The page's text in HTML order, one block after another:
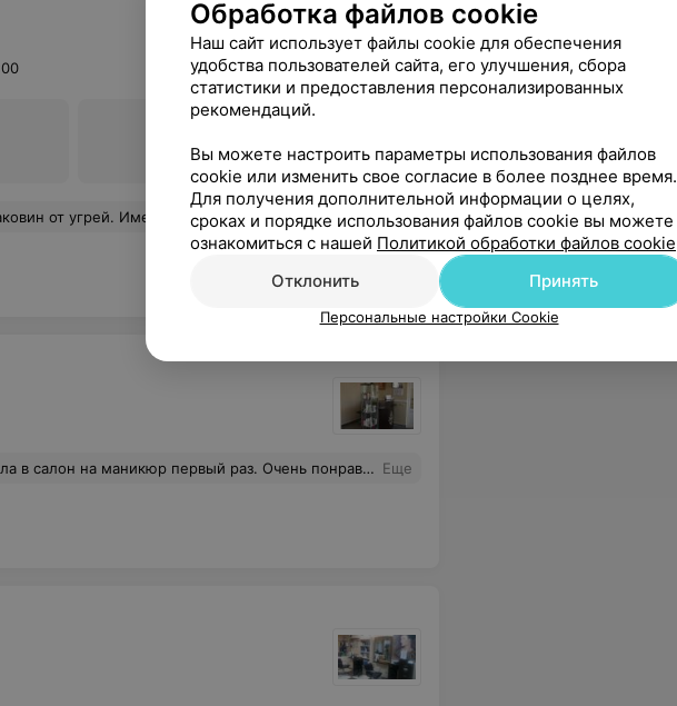
ли специальный инструмент ложечка и возможность осуществления данной процедуры? Еще
дружелюбные мастера, да и вся атмосфера в целом.Теперь обязательно стану постоянным клиентом. Еще
Обработка файлов cookie
Наш сайт использует файлы cookie для обеспечения
удобства пользователей сайта, его улучшения, сбора
статистики и предоставления персонализированных
рекомендаций.
Вы можете настроить параметры использования файлов
cookie или изменить свое согласие в более позднее время.
Для получения дополнительной информации о целях,
сроках и порядке использования файлов cookie вы можете
ознакомиться с нашей Политикой обработки файлов cookie
Отклонить
Принять
Персональные настройки Cookie